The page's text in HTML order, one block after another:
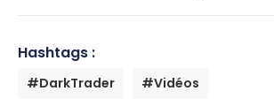
Hashtags :
#DarkTrader #Vidéos